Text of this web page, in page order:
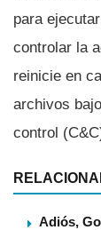
para
controlar la
reinicie en
archivos
control
Adiós,